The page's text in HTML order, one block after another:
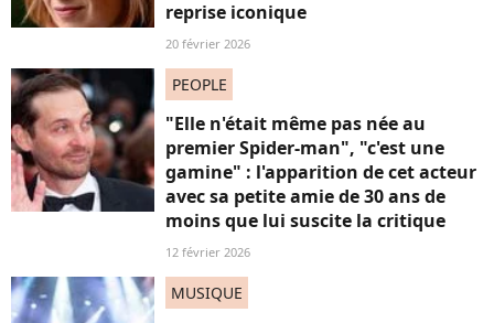
reprise iconique
20 février 2026
PEOPLE
"Elle n'était même pas née au
premier Spider-man", "c'est une
gamine" : l'apparition de cet acteur
avec sa petite amie de 30 ans de
moins que lui suscite la critique
12 février 2026
MUSIQUE